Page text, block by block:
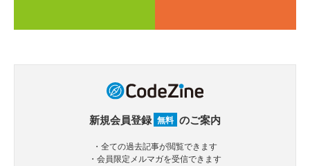
新規会員登録 無料 のご案内
・全ての過去記事が閲覧できます
・会員限定メルマガを受信できます